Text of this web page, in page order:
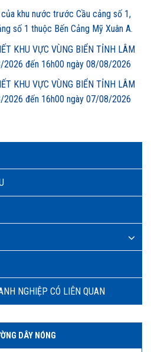
NGHIỆP CÓ LIÊN QUAN
DÂY NÓNG
khu nước trước Cầu cảng số 1,
số 1 thuộc Bến Cảng Mỹ Xuân A.
KHU VỰC VÙNG BIỂN TỈNH LÂM
đến 16h00 ngày 08/08/2026
KHU VỰC VÙNG BIỂN TỈNH LÂM
đến 16h00 ngày 07/08/2026